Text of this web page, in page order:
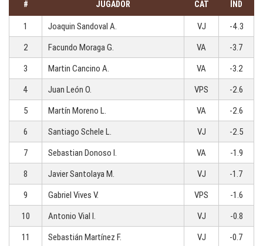
# JUGADOR CAT ÍND
1 Joaquin Sandoval A. VJ
-4.3
2
Facundo Moraga G. VA
-3.7
3
Martin Cancino A. VA
-3.2
4
Juan León O. VPS
-2.6
5
Martín Moreno L. VA
-2.6
6
Santiago Schele L. VJ
-2.5
7
Sebastian Donoso I. VA
-1.9
8
Javier Santolaya M. VJ
-1.7
9
Gabriel Vives V. VPS
-1.6
10
Antonio Vial I. VJ
-0.8
11
Sebastián Martínez F. VJ
-0.7